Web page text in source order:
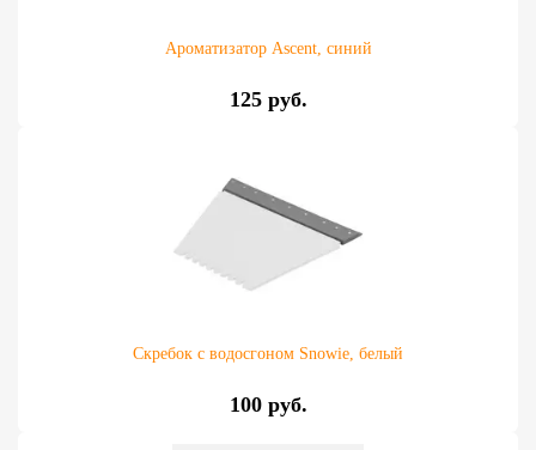
Ароматизатор Ascent, синий
125 руб.
Скребок с водосгоном Snowie, белый
100 руб.